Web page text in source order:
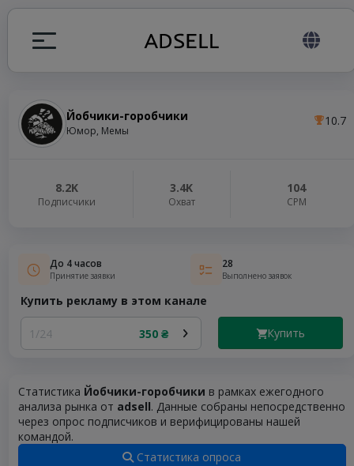
Йобчики-горобчики
Юмор, Мемы
10.7
8.2K
Подписчики
3.4K
Охват
104
СРМ
До 4 часов
Принятие заявки
28
Выполнено заявок
Купить рекламу в этом канале
1/24 350 ₴ Купить
Статистика Йобчики-горобчики в рамках ежегодного
анализа рынка от adsell. Данные собраны непосредственно
через опрос подписчиков и верифицированы нашей
командой.
Статистика опроса